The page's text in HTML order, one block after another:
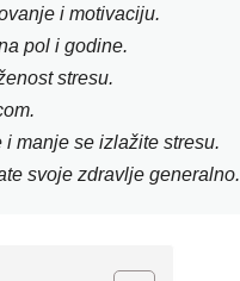
i motivaciju.
pol i godine.
stresu.
manje se izlažite stresu.
svoje zdravlje generalno.